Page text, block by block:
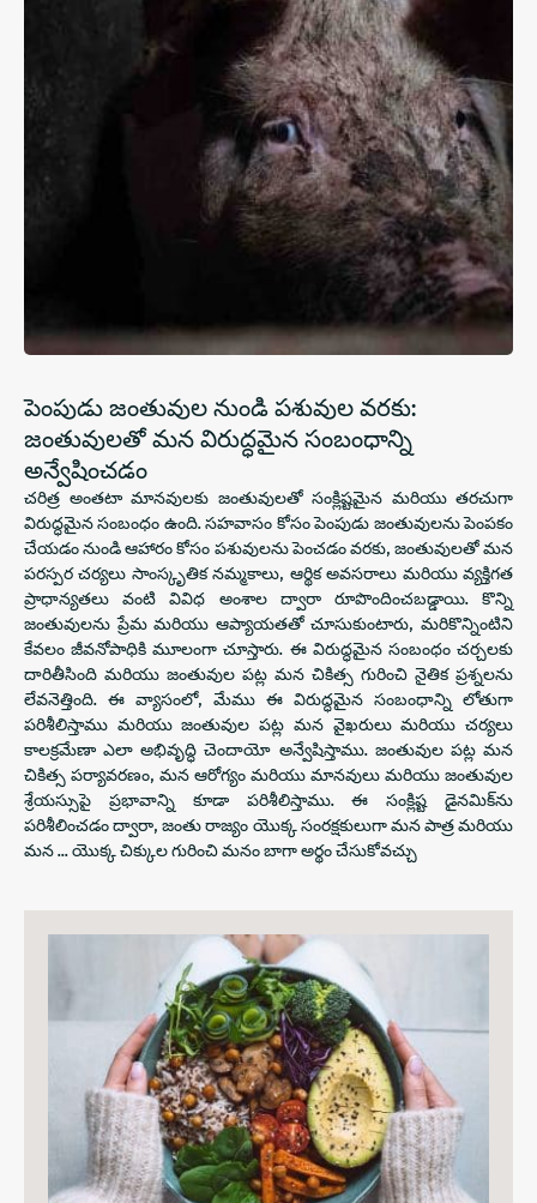
పెంపుడు జంతువుల నుండి పశువుల వరకు:
జంతువులతో మన విరుద్ధమైన సంబంధాన్ని
అన్వేషించడం
చరిత్ర అంతటా మానవులకు జంతువులతో సంక్లిష్టమైన మరియు తరచుగా
విరుద్ధమైన సంబంధం ఉంది. సహవాసం కోసం పెంపుడు జంతువులను పెంపకం
చేయడం నుండి ఆహారం కోసం పశువులను పెంచడం వరకు, జంతువులతో మన
పరస్పర చర్యలు సాంస్కృతిక నమ్మకాలు, ఆర్థిక అవసరాలు మరియు వ్యక్తిగత
ప్రాధాన్యతలు వంటి వివిధ అంశాల ద్వారా రూపొందించబడ్డాయి. కొన్ని
జంతువులను ప్రేమ మరియు ఆప్యాయతతో చూసుకుంటారు, మరికొన్నింటిని
కేవలం జీవనోపాధికి మూలంగా చూస్తారు. ఈ విరుద్ధమైన సంబంధం చర్చలకు
దారితీసింది మరియు జంతువుల పట్ల మన చికిత్స గురించి నైతిక ప్రశ్నలను
లేవనెత్తింది. ఈ వ్యాసంలో, మేము ఈ విరుద్ధమైన సంబంధాన్ని లోతుగా
పరిశీలిస్తాము మరియు జంతువుల పట్ల మన వైఖరులు మరియు చర్యలు
కాలక్రమేణా ఎలా అభివృద్ధి చెందాయో అన్వేషిస్తాము. జంతువుల పట్ల మన
చికిత్స పర్యావరణం, మన ఆరోగ్యం మరియు మానవులు మరియు జంతువుల
శ్రేయస్సుపై ప్రభావాన్ని కూడా పరిశీలిస్తాము. ఈ సంక్లిష్ట డైనమిక్‌ను
పరిశీలించడం ద్వారా, జంతు రాజ్యం యొక్క సంరక్షకులుగా మన పాత్ర మరియు
మన ... యొక్క చిక్కుల గురించి మనం బాగా అర్థం చేసుకోవచ్చు